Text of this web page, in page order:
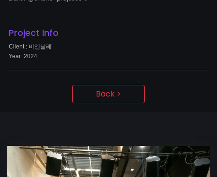
Project Info
Client : 비엔날레
Year: 2024
Back >